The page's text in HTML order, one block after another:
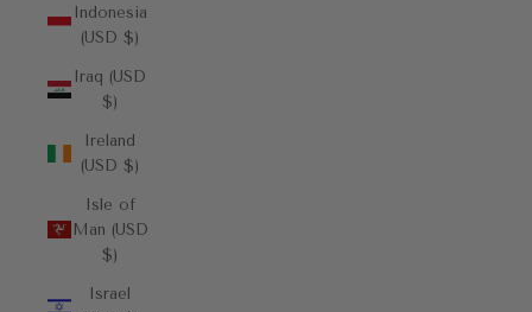
Indonesia
(USD $)
Iraq (USD
$)
Ireland
(USD $)
Isle of
Man (USD
$)
Israel